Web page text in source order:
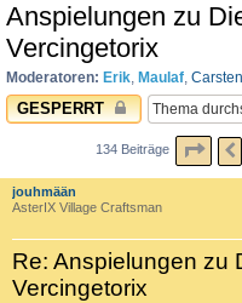
Anspielungen zu
Vercingetorix
Moderatoren: Erik, Maulaf, Carsten
GESPERRT
134 Beiträge
jouhmään
AsterIX Village Craftsman
Re: Anspielungen zu
Vercingetorix